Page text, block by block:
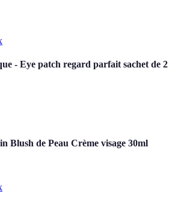
- Eye patch regard parfait sachet de 2
Blush de Peau Crème visage 30ml